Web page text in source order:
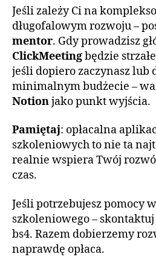
Jeśli zależy Ci na
długofalowym rozwoju –
mentor. Gdy prowadzisz
ClickMeetingbędzie
jeśli dopiero zaczynasz lub
minimalnym budżecie –
Notionjako punkt wyjścia.
Pamiętaj: opłacalna
szkoleniowych to nie ta
realnie wspiera Twój
czas.
Jeśli potrzebujesz pomocy
szkoleniowego –
bs4. Razem dobierzemy
naprawdę opłaca.